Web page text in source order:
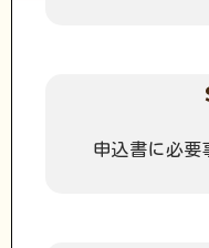
申込書に必要